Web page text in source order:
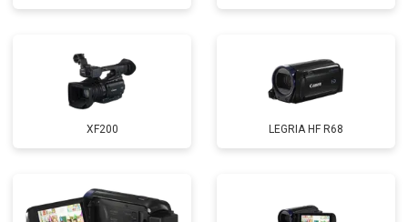
XF200 LEGRIA HF R68